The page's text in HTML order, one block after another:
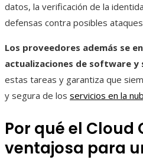
datos, la verificación de la
defensas contra posibles
Los proveedores además se
actualizaciones de software y
estas tareas y garantiza que
y segura de los servicios en la
Por qué el Cloud
ventajosa para